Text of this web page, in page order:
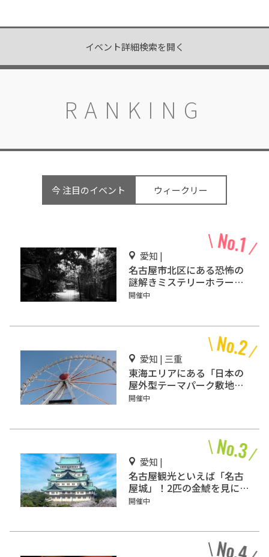
イベント詳細検索を開く
RANKING
今 注目のイベント ウィークリー
愛知 |
名古屋市北区にある恐怖の
謎解きミステリーホラー
「エモい家」あなたは行き
開催中
愛知 | 三重
東海エリアにある「日本の
屋外型テーマパーク敷地面
積ランキング」入りしてい
開催中
愛知 |
名古屋観光といえば「名古
屋城」！2匹の金鯱を見に
行こう
開催中